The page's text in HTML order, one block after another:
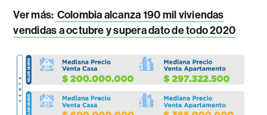
Ver más: Colombia alcanza 190 mil viviendas
vendidas a octubre y supera dato de todo 2020